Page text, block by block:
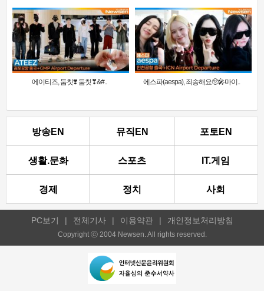
에이티즈, 둠칫❣️ 둠칫❣&#.. 에스파(aespa), 죄송해요🥺🎤마이..
방송EN 뮤직EN 포토EN
생활.문화 스포츠 IT.게임
경제 정치 사회
PC보기 | 전체기사 | 이용약관 | 개인정보처리방침
Copyright ⓒ 2004 Newsen. All rights reserved.